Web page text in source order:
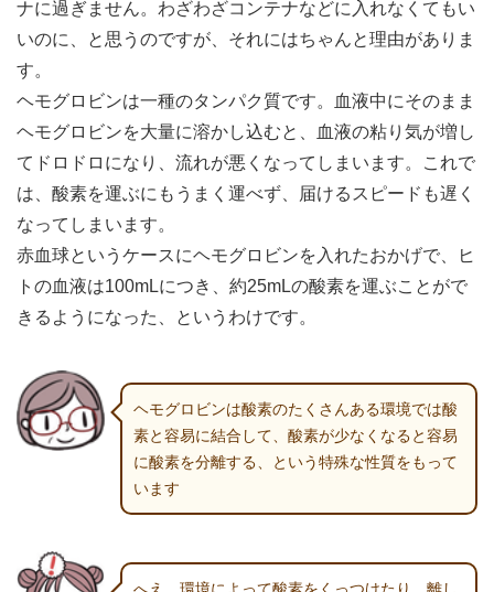
ナに過ぎません。わざわざコンテナなどに入れなくてもい
いのに、と思うのですが、それにはちゃんと理由がありま
す。
ヘモグロビンは一種のタンパク質です。血液中にそのまま
ヘモグロビンを大量に溶かし込むと、血液の粘り気が増し
てドロドロになり、流れが悪くなってしまいます。これで
は、酸素を運ぶにもうまく運べず、届けるスピードも遅く
なってしまいます。
赤血球というケースにヘモグロビンを入れたおかげで、ヒ
トの血液は100mLにつき、約25mLの酸素を運ぶことがで
きるようになった、というわけです。
ヘモグロビンは酸素のたくさんある環境では酸
素と容易に結合して、酸素が少なくなると容易
に酸素を分離する、という特殊な性質をもって
います